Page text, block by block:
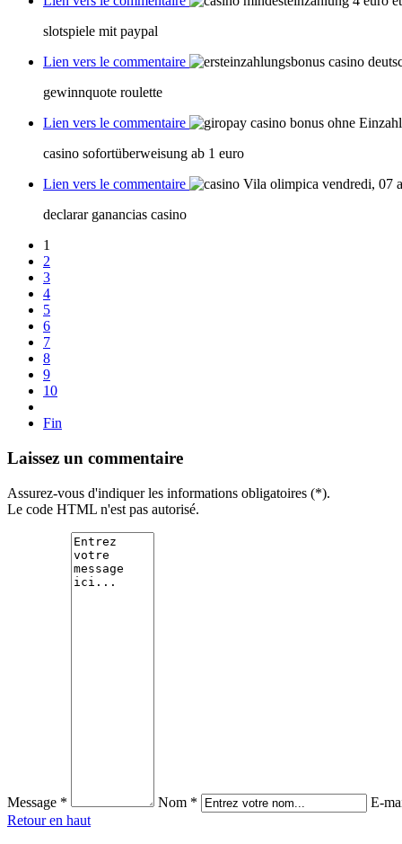
slotspiele mit paypal
Lien vers le commentaire
gewinnquote roulette
Lien vers le commentaire
casino sofortüberweisung ab 1 euro
Lien vers le commentaire
vendredi, 07
declarar ganancias casino
1
2
3
4
5
6
7
8
9
10
Fin
Laissez un commentaire
Assurez-vous d'indiquer les informations obligatoires (*).
Le code HTML n'est pas autorisé.
Message * Nom *
E-
Retour en haut